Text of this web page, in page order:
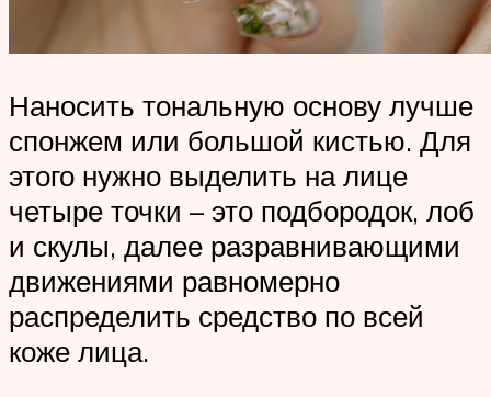
Наносить тональную основу лучше
спонжем или большой кистью. Для
этого нужно выделить на лице
четыре точки – это подбородок, лоб
и скулы, далее разравнивающими
движениями равномерно
распределить средство по всей
коже лица.